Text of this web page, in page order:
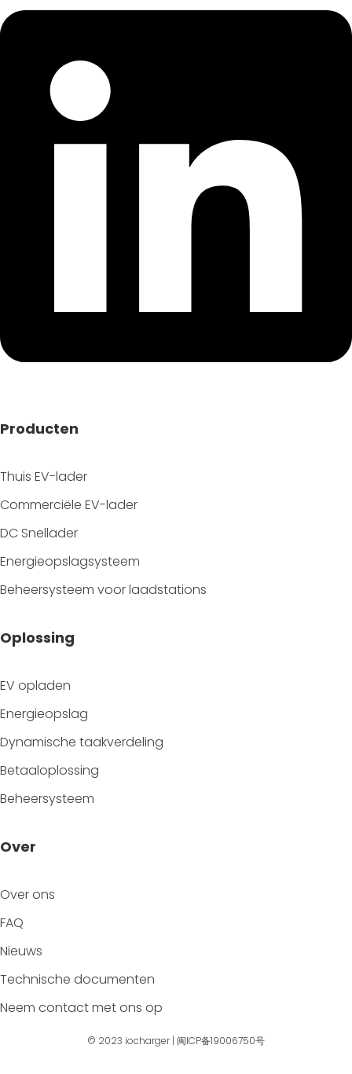
Producten
Thuis EV-lader
Commerciële EV-lader
DC Snellader
Energieopslagsysteem
Beheersysteem voor laadstations
Oplossing
EV opladen
Energieopslag
Dynamische taakverdeling
Betaaloplossing
Beheersysteem
Over
Over ons
FAQ
Nieuws
Technische documenten
Neem contact met ons op
© 2023 iocharger| 闽ICP备19006750号